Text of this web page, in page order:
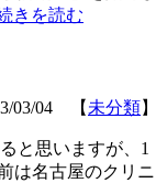
きを読む
03/04 【 未分類】
と思いますが、1
は名古屋のクリニ